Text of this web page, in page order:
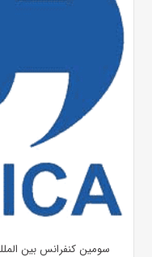
سومین کنفرانس بین